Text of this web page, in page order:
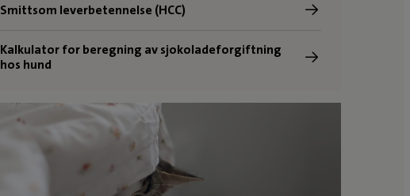
Smittsom leverbetennelse (HCC)
Kalkulator for beregning av sjokoladeforgiftning
hos hund